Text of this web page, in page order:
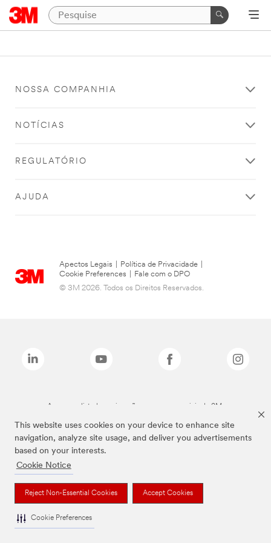
This website uses cookies on your device to enhance site
navigation, analyze site usage, and deliver you advertisements
based on your interests.
Cookie Notice
Reject Non-Essential Cookies Accept Cookies
Cookie Preferences
NOSSA COMPANHIA
NOTÍCIAS
REGULATÓRIO
AJUDA
Apectos Legais Política de Privacidade
Cookie Preferences
Fale com o DPO
© 3M 2026. Todos os Direitos Reservados.
As marcas listadas a cima são marcas comerciais da 3M.